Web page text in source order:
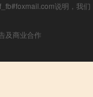
说明，我们
及商业合作